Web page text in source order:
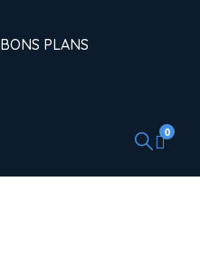
BONS PLANS
0